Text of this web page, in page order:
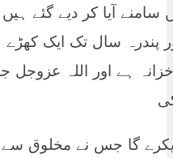
آیا کر دیے گئے
پندرہ سال تک ایک
ہے اور اللہ
گا جس نے مخلوق سے